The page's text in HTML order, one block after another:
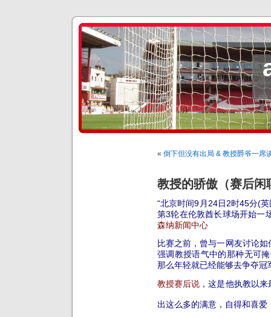
« 倒下但没有出局 & 教授爵爷一席
教授的骄傲（赛后闲
“北京时间9月24日2时45分(
第3轮在伦敦酋长球场开始
森纳新闻中心
比赛之前，曾与一网友讨论
强调教授语气中的那种无可
那么年轻就已经能够去争夺冠
教授赛后说 ，这是他执教以
出这么多的满意，自得和喜